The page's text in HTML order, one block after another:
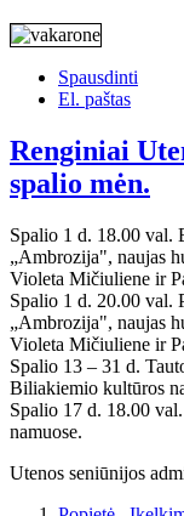
Spausdinti
El. paštas
Renginiai
spalio mėn.
Spalio 1 d. 18.00 val.
„Ambrozija", naujas
Violeta Mičiuliene ir
Spalio 1 d. 20.00 val.
„Ambrozija", naujas
Violeta Mičiuliene ir
Spalio 13 – 31 d.
Biliakiemio kultūros
Spalio 17 d. 18.00
namuose.
Utenos seniūnijos